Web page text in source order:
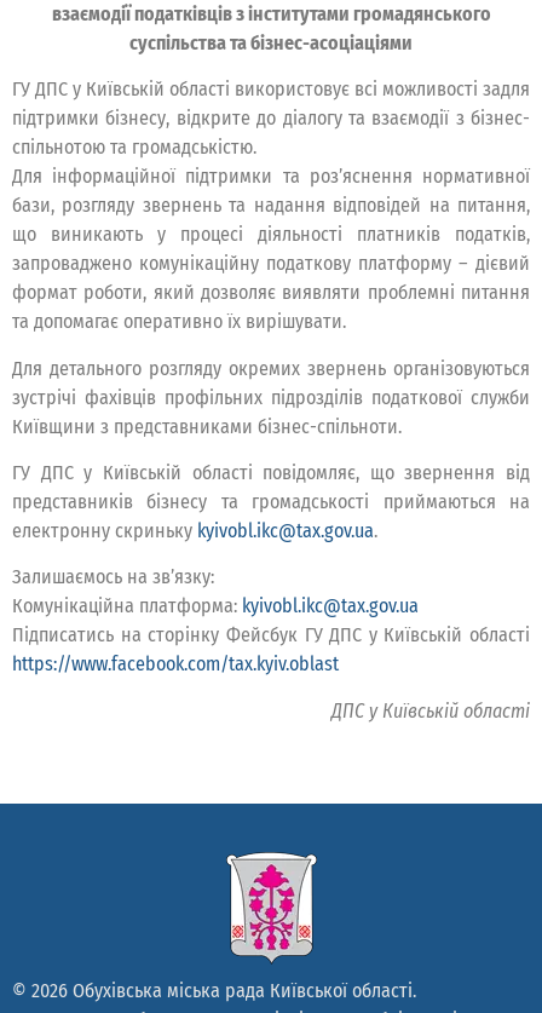
взаємодії податківців з інститутами громадянського
суспільства та бізнес-асоціаціями
ГУ ДПС у Київській області використовує всі можливості задля
підтримки бізнесу, відкрите до діалогу та взаємодії з бізнес-
спільнотою та громадськістю.
Для інформаційної підтримки та роз’яснення нормативної
бази, розгляду звернень та надання відповідей на питання,
що виникають у процесі діяльності платників податків,
запроваджено комунікаційну податкову платформу – дієвий
формат роботи, який дозволяє виявляти проблемні питання
та допомагає оперативно їх вирішувати.
Для детального розгляду окремих звернень організовуються
зустрічі фахівців профільних підрозділів податкової служби
Київщини з представниками бізнес-спільноти.
ГУ ДПС у Київській області повідомляє, що звернення від
представників бізнесу та громадськості приймаються на
електронну скриньку kyivobl.ikc@tax.gov.ua.
Залишаємось на зв’язку:
Комунікаційна платформа: kyivobl.ikc@tax.gov.ua
Підписатись на сторінку Фейсбук ГУ ДПС у Київській області
https://www.facebook.com/tax.kyiv.oblast
ДПС у Київській області
© 2026 Обухівська міська рада Київської області.